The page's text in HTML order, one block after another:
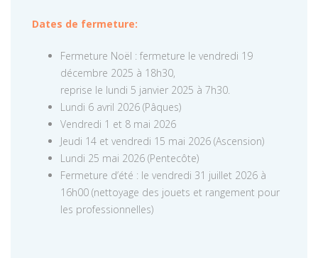
Dates de fermeture:
Fermeture Noël : fermeture le vendredi 19
décembre 2025 à 18h30,
reprise le lundi 5 janvier 2025 à 7h30.
Lundi 6 avril 2026 (Pâques)
Vendredi 1 et 8 mai 2026
Jeudi 14 et vendredi 15 mai 2026 (Ascension)
Lundi 25 mai 2026 (Pentecôte)
Fermeture d’été : le vendredi 31 juillet 2026 à
16h00 (nettoyage des jouets et rangement pour
les professionnelles)